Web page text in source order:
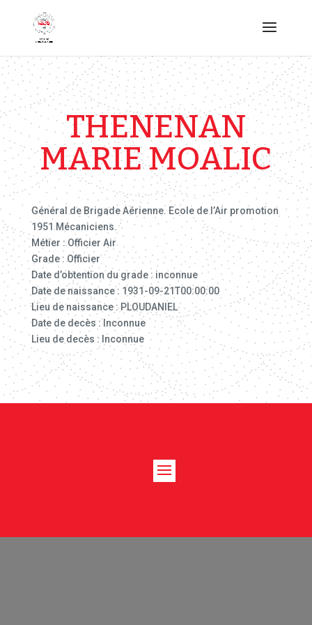
THENENAN
MARIE MOALIC
Général de Brigade Aérienne. Ecole de l’Air promotion
1951 Mécaniciens.
Métier : Officier Air
Grade : Officier
Date d’obtention du grade : inconnue
Date de naissance : 1931-09-21T00:00:00
Lieu de naissance : PLOUDANIEL
Date de decès : Inconnue
Lieu de decès : Inconnue